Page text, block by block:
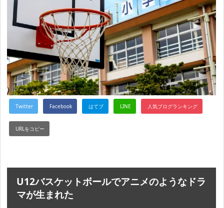
U12バスケットボールでアニメのようなドラ
マが生まれた